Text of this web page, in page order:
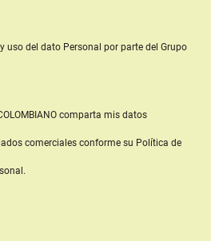
uso del dato Personal por parte del Grupo
comparta mis datos
comerciales conforme su Política de